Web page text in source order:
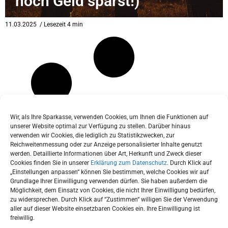
Wir, als Ihre Sparkasse, verwenden Cookies, um Ihnen die Funktionen auf
unserer Website optimal zur Verfügung zu stellen. Darüber hinaus
verwenden wir Cookies, die lediglich zu Statistikzwecken, zur
Reichweitenmessung oder zur Anzeige personalisierter Inhalte genutzt
werden. Detaillierte Informationen über Art, Herkunft und Zweck dieser
Cookies finden Sie in unserer Erklärung zum Datenschutz. Durch Klick auf
„Einstellungen anpassen“ können Sie bestimmen, welche Cookies wir auf
Grundlage Ihrer Einwilligung verwenden dürfen. Sie haben außerdem die
Möglichkeit, dem Einsatz von Cookies, die nicht Ihrer Einwilligung bedürfen,
zu widersprechen. Durch Klick auf “Zustimmen“ willigen Sie der Verwendung
aller auf dieser Website einsetzbaren Cookies ein. Ihre Einwilligung ist
freiwillig.
11.03.2025 / Lesezeit 4 min